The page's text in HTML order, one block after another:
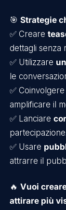
🎯 Strategie
✅ Creare
dettagli senza
✅ Utilizzare
le
✅ Coinvolgere
amplificare il
✅ Lanciare
✅ Usare
attrarre il
🔥 Vuoi
attirare più